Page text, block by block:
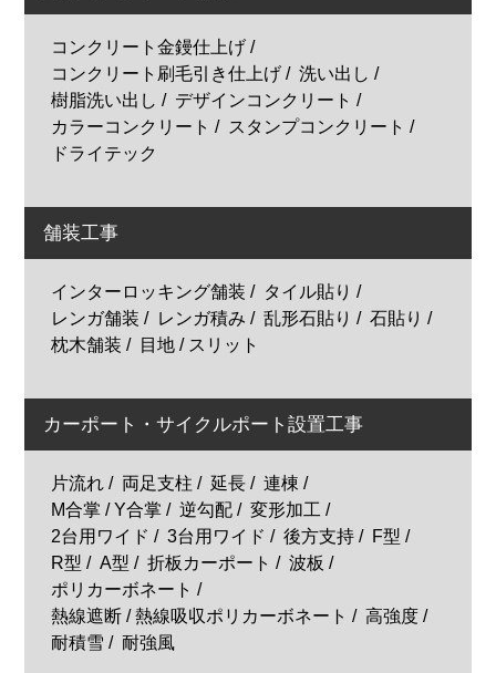
コンクリート金鏝仕上げ
コンクリート刷毛引き仕上げ
洗い出し
樹脂洗い出し
デザインコンクリート
カラーコンクリート
スタンプコンクリート
ドライテック
舗装工事
インターロッキング舗装
タイル貼り
レンガ舗装
レンガ積み 乱形石貼り
石貼り
枕木舗装
目地 / スリット
カーポート・サイクルポート設置工事
片流れ 両足支柱 延長
連棟
M合掌 / Y合掌
逆勾配
変形加工
2台用ワイド
3台用ワイド 後方支持
F型
R型
A型 折板カーポート
波板
ポリカーボネート
熱線遮断 / 熱線吸収ポリカーボネート
高強度
耐積雪
耐強風